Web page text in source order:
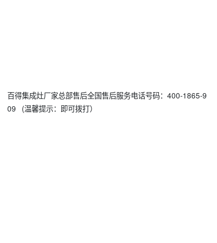
百得集成灶厂家总部售后全国售后服务电话号码：400-1865-9
09 (温馨提示：即可拨打）